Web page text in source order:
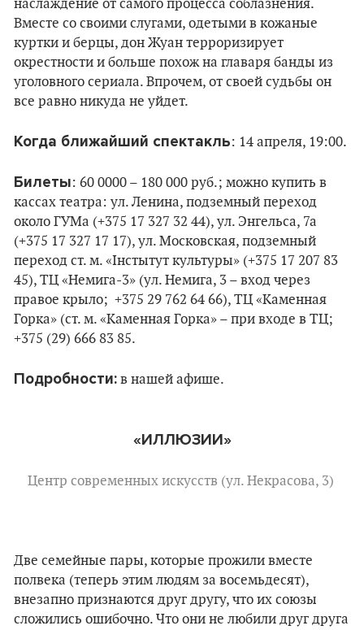
наслаждение от самого процесса соблазнения.
Вместе со своими слугами, одетыми в кожаные
куртки и берцы, дон Жуан терроризирует
окрестности и больше похож на главаря банды из
уголовного сериала. Впрочем, от своей судьбы он
все равно никуда не уйдет.
Когда ближайший спектакль: 14 апреля, 19:00.
Билеты: 60 0000 – 180 000 руб.; можно купить в
кассах театра: ул. Ленина, подземный переход
около ГУМа (+375 17 327 32 44), ул. Энгельса, 7а
(+375 17 327 17 17), ул. Московская, подземный
переход ст. м. «Інстытут культуры» (+375 17 207 83
45), ТЦ «Немига-3» (ул. Немига, 3 – вход через
правое крыло; +375 29 762 64 66), ТЦ «Каменная
Горка» (ст. м. «Каменная Горка» – при входе в ТЦ;
+375 (29) 666 83 85.
Подробности: в нашей афише.
«ИЛЛЮЗИИ»
Центр современных искусств (ул. Некрасова, 3)
Две семейные пары, которые прожили вместе
полвека (теперь этим людям за восемьдесят),
внезапно признаются друг другу, что их союзы
сложились ошибочно. Что они не любили друг друга